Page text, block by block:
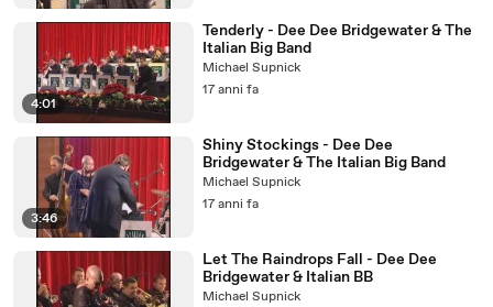
4:01
Tenderly - Dee Dee Bridgewater & The
Italian Big Band
Michael Supnick
17 anni fa
3:46
Shiny Stockings - Dee Dee
Bridgewater & The Italian Big Band
Michael Supnick
17 anni fa
Let The Raindrops Fall - Dee Dee
Bridgewater & Italian BB
Michael Supnick